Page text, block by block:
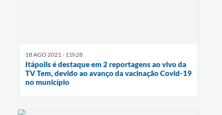
18 AGO 2021 - 11h28
Itápolis é destaque em 2 reportagens ao vivo da
TV Tem, devido ao avanço da vacinação Covid-19
no município